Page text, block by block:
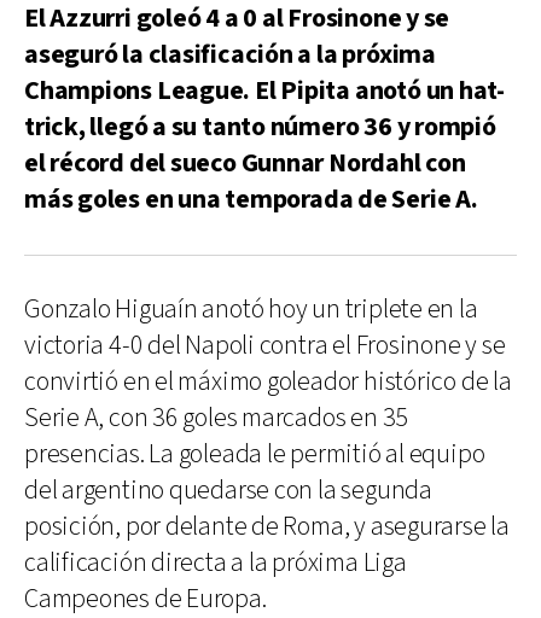
El Azzurri goleó 4 a 0 al Frosinone y se
aseguró la clasificación a la próxima
Champions League. El Pipita anotó un hat-
trick, llegó a su tanto número 36 y rompió
el récord del sueco Gunnar Nordahl con
más goles en una temporada de Serie A.
Gonzalo Higuaín anotó hoy un triplete en la
victoria 4-0 del Napoli contra el Frosinone y se
convirtió en el máximo goleador histórico de la
Serie A, con 36 goles marcados en 35
presencias. La goleada le permitió al equipo
del argentino quedarse con la segunda
posición, por delante de Roma, y asegurarse la
calificación directa a la próxima Liga
Campeones de Europa.